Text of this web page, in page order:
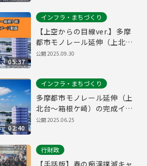
05:37
インフラ・まちづくり
【上空からの目線ver.】多摩
都市モノレール延伸（上北台
～箱根ケ崎）の完成イメージ
公開2025.09.30
02:40
インフラ・まちづくり
多摩都市モノレール延伸（上
北台～箱根ケ崎）の完成イメ
ージ
公開2025.06.25
行財政
【手話版】春の痴漢撲滅キャ